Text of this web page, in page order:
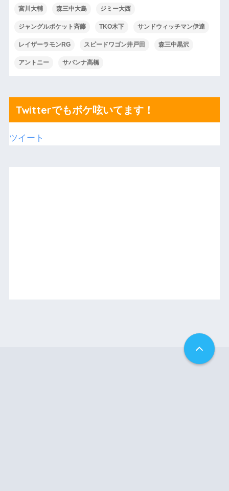
宮川大輔 森三中大島 ジミー大西
ジャングルポケット斉藤 TKO木下 サンドウィッチマン伊達
レイザーラモンRG スピードワゴン井戸田 森三中黒沢
アントニー サバンナ高橋
Twitterでもボケ呟いてます！
ツイート